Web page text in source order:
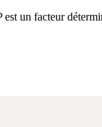
un facteur